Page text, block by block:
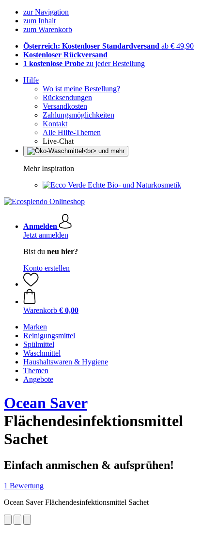
zur Navigation
zum Inhalt
zum Warenkorb
Österreich: Kostenloser Standardversand ab € 49,90
Kostenloser Rückversand
1 kostenlose Probe zu jeder Bestellung
Hilfe
Wo ist meine Bestellung?
Rücksendungen
Versandkosten
Zahlungsmöglichkeiten
Kontakt
Alle Hilfe-Themen
Live-Chat
Mehr Inspiration
Echte Bio- und Naturkosmetik
Anmelden
Jetzt anmelden
Bist du neu hier?
Konto erstellen
Warenkorb € 0,00
Marken
Reinigungsmittel
Spülmittel
Waschmittel
Haushaltswaren & Hygiene
Themen
Angebote
Ocean Saver
Flächendesinfektionsmittel
Sachet
Einfach anmischen & aufsprühen!
1 Bewertung
Ocean Saver Flächendesinfektionsmittel Sachet